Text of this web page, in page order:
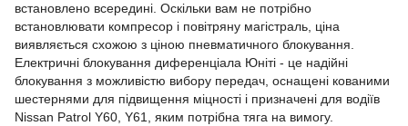
встановлено всередині. Оскільки вам не потрібно
встановлювати компресор і повітряну магістраль, ціна
виявляється схожою з ціною пневматичного блокування.
Електричні блокування диференціала Юніті - це надійні
блокування з можливістю вибору передач, оснащені кованими
шестернями для підвищення міцності і призначені для водіїв
Nissan Patrol Y60, Y61, яким потрібна тяга на вимогу.